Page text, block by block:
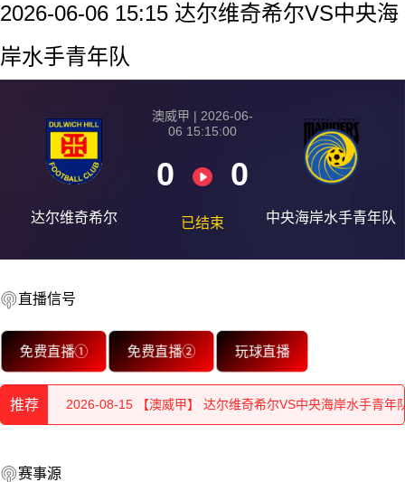
2026-06-06 15:15 达尔维奇希尔VS中央海
岸水手青年队
达尔维奇希尔
澳威甲 | 2026-06-
06 15:15:00
0 0
已结束 中央海岸水手青年队
直播信号
免费直播① 免费直播② 玩球直播
推荐
2026-08-15 【澳威甲】 达尔维奇希尔VS中央海岸水手青年
2026-08-15 【澳威甲】 达尔维奇希尔VS中央海岸水手青年
赛事源